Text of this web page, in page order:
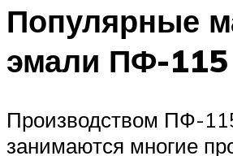
Популярные
эмали ПФ-115
Производством ПФ-
занимаются многие